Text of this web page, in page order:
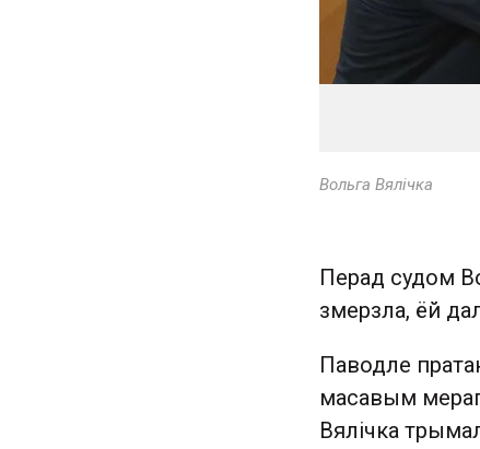
Вольга Вялічка
Перад судом
змерзла, ёй
Паводле
масавым
Вялічка